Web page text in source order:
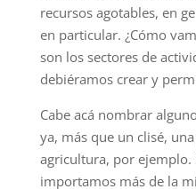
recursos agotables, en
en particular. ¿Cómo
son los sectores de
debiéramos crear y
Cabe acá nombrar
ya, más que un clisé,
agricultura, por ejemplo.
importamos más de la